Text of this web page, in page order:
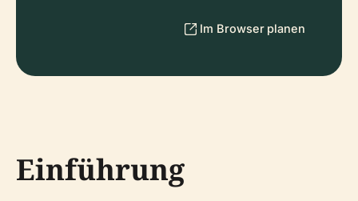
Im Browser planen
Einführung